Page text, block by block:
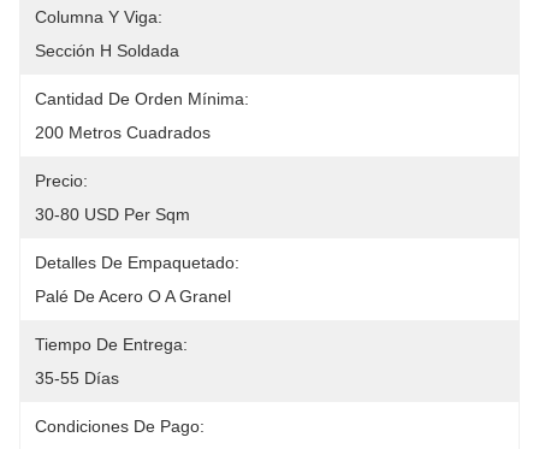
Columna Y Viga:
Sección H Soldada
Cantidad De Orden Mínima:
200 Metros Cuadrados
Precio:
30-80 USD Per Sqm
Detalles De Empaquetado:
Palé De Acero O A Granel
Tiempo De Entrega:
35-55 Días
Condiciones De Pago: